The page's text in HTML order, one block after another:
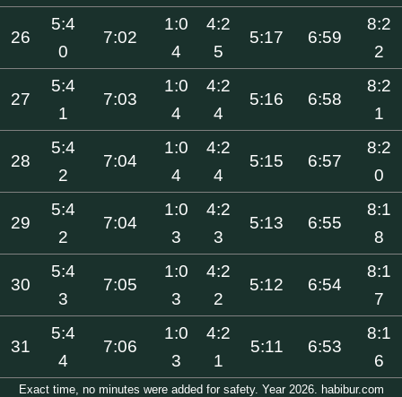
26
5:4
0
7:02
1:0
4
4:2
5
5:17 6:59
8:2
2
27
5:4
1
7:03
1:0
4
4:2
4
5:16 6:58
8:2
1
28
5:4
2
7:04
1:0
4
4:2
4
5:15 6:57
8:2
0
29
5:4
2
7:04
1:0
3
4:2
3
5:13 6:55
8:1
8
30
5:4
3
7:05
1:0
3
4:2
2
5:12 6:54
8:1
7
31
5:4
4
7:06
1:0
3
4:2
1
5:11 6:53
8:1
6
Exact time, no minutes were added for safety. Year 2026. habibur.com